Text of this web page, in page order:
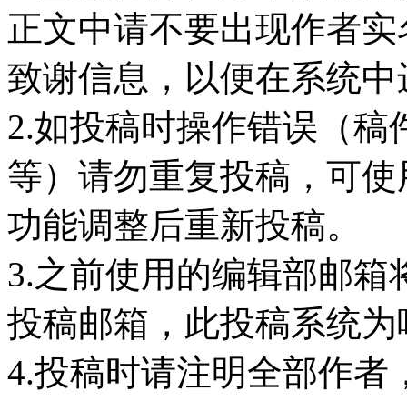
正文中请不要出现作者
致谢信息，以便在系统
2.如投稿时操作错误（稿
等）请勿重复投稿，可
功能调整后重新投稿。
3.之前使用的编辑部邮箱
投稿邮箱，此投稿系统
4.投稿时请注明全部作者